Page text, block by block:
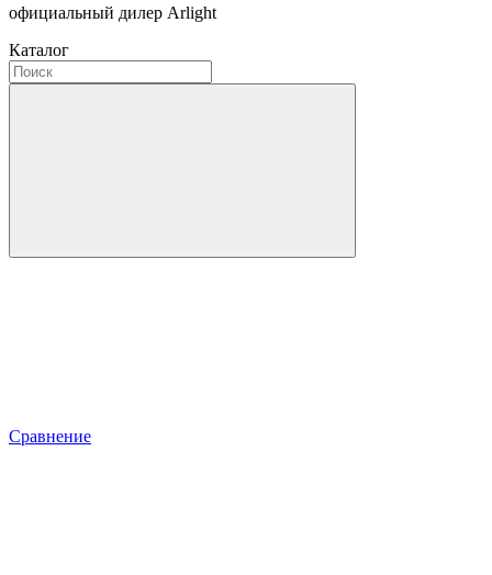
официальный дилер Arlight
Каталог
Сравнение